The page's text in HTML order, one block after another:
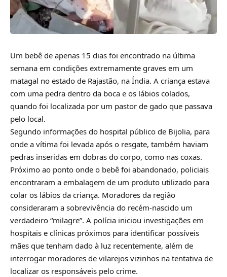
Um bebê de apenas 15 dias foi encontrado na última
semana em condições extremamente graves em um
matagal no estado de Rajastão, na Índia. A criança estava
com uma pedra dentro da boca e os lábios colados,
quando foi localizada por um pastor de gado que passava
pelo local.
Segundo informações do hospital público de Bijolia, para
onde a vítima foi levada após o resgate, também haviam
pedras inseridas em dobras do corpo, como nas coxas.
Próximo ao ponto onde o bebê foi abandonado, policiais
encontraram a embalagem de um produto utilizado para
colar os lábios da criança. Moradores da região
consideraram a sobrevivência do recém-nascido um
verdadeiro “milagre”. A polícia iniciou investigações em
hospitais e clínicas próximos para identificar possíveis
mães que tenham dado à luz recentemente, além de
interrogar moradores de vilarejos vizinhos na tentativa de
localizar os responsáveis pelo crime.